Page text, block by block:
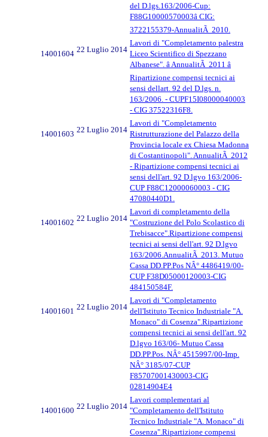
del D.lgs.163/2006-Cup:
F88G10000570003â CIG:
3722155379-AnnualitÃ 2010.
14001604 22 Luglio 2014
Lavori di "Completamento palestra
Liceo Scientifico di Spezzano
Albanese". â AnnualitÃ 2011 â
Ripartizione compensi tecnici ai
sensi dellart. 92 del D.lgs. n.
163/2006. - CUPF15I08000040003
- CIG 37522316F8.
14001603 22 Luglio 2014
Lavori di "Completamento
Ristrutturazione del Palazzo della
Provincia locale ex Chiesa Madonna
di Costantinopoli". AnnualitÃ 2012
- Ripartizione compensi tecnici ai
sensi dell'art. 92 D.lgvo 163/2006-
CUP F88C12000060003 - CIG
47080440D1.
14001602 22 Luglio 2014
Lavori di completamento della
"Costruzione del Polo Scolastico di
Trebisacce".Ripartizione compensi
tecnici ai sensi dell'art. 92 D.lgvo
163/2006.AnnualitÃ 2013. Mutuo
Cassa DD.PP.Pos NÂ° 4486419/00-
CUP F38D05000120003-CIG
484150584F.
14001601 22 Luglio 2014
Lavori di "Completamento
dell'Istituto Tecnico Industriale "A.
Monaco" di Cosenza".Ripartizione
compensi tecnici ai sensi dell'art. 92
D.lgvo 163/06- Mutuo Cassa
DD.PP.Pos. NÂ° 4515997/00-Imp.
NÂ° 3185/07-CUP
F85707001430003-CIG
02814904E4
14001600 22 Luglio 2014
Lavori complementari al
"Completamento dell'Istituto
Tecnico Industriale "A. Monaco" di
Cosenza".Ripartizione compensi